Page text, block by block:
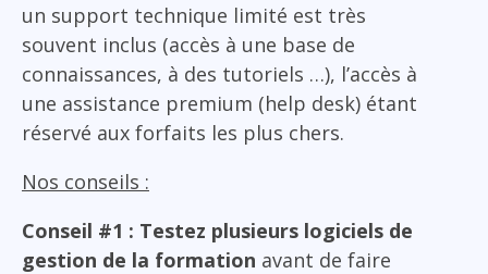
un support technique limité est très
souvent inclus (accès à une base de
connaissances, à des tutoriels …), l’accès à
une assistance premium (help desk) étant
réservé aux forfaits les plus chers.
Nos conseils :
Conseil #1 : Testez plusieurs logiciels de
gestion de la formation avant de faire